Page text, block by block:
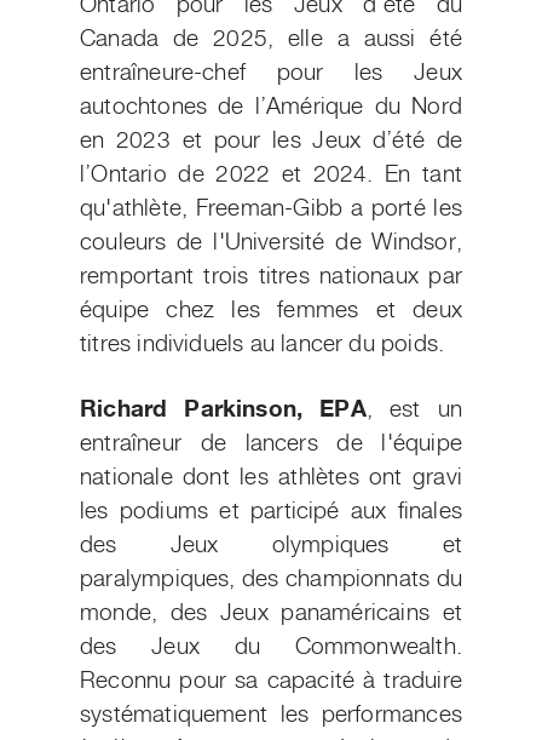
Ontario pour les Jeux d’été du
Canada de 2025, elle a aussi été
entraîneure-chef pour les Jeux
autochtones de l’Amérique du Nord
en 2023 et pour les Jeux d’été de
l’Ontario de 2022 et 2024. En tant
qu'athlète, Freeman-Gibb a porté les
couleurs de l'Université de Windsor,
remportant trois titres nationaux par
équipe chez les femmes et deux
titres individuels au lancer du poids.
Richard Parkinson, EPA, est un
entraîneur de lancers de l'équipe
nationale dont les athlètes ont gravi
les podiums et participé aux finales
des Jeux olympiques et
paralympiques, des championnats du
monde, des Jeux panaméricains et
des Jeux du Commonwealth.
Reconnu pour sa capacité à traduire
systématiquement les performances